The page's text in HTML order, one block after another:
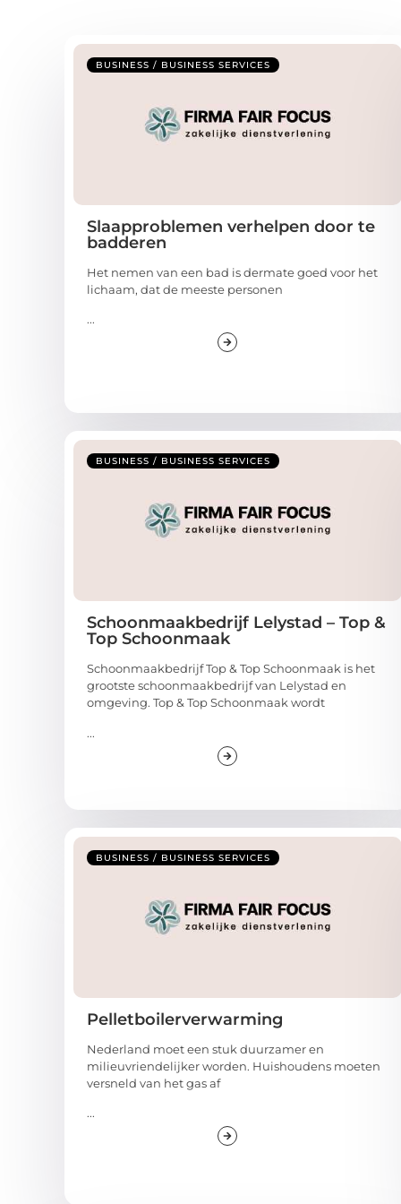
BUSINESS / BUSINESS SERVICES
Slaapproblemen verhelpen door te
badderen
Het nemen van een bad is dermate goed voor het
lichaam, dat de meeste personen
...
BUSINESS / BUSINESS SERVICES
Schoonmaakbedrijf Lelystad – Top &
Top Schoonmaak
Schoonmaakbedrijf Top & Top Schoonmaak is het
grootste schoonmaakbedrijf van Lelystad en
omgeving. Top & Top Schoonmaak wordt
...
BUSINESS / BUSINESS SERVICES
Pelletboilerverwarming
Nederland moet een stuk duurzamer en
milieuvriendelijker worden. Huishoudens moeten
versneld van het gas af
...